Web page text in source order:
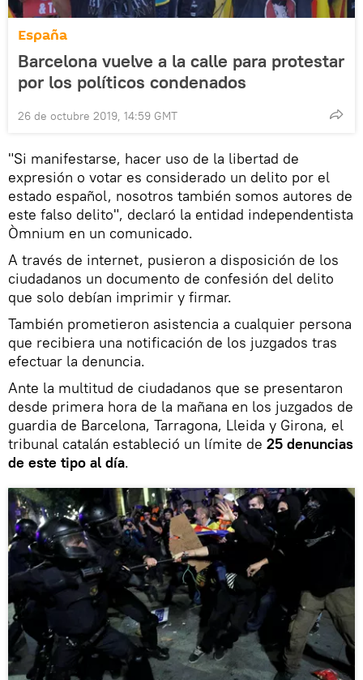
España
Barcelona vuelve a la calle para protestar
por los políticos condenados
26 de octubre 2019, 14:59 GMT
"Si manifestarse, hacer uso de la libertad de
expresión o votar es considerado un delito por el
estado español, nosotros también somos autores de
este falso delito", declaró la entidad independentista
Òmnium en un comunicado.
A través de internet, pusieron a disposición de los
ciudadanos un documento de confesión del delito
que solo debían imprimir y firmar.
También prometieron asistencia a cualquier persona
que recibiera una notificación de los juzgados tras
efectuar la denuncia.
Ante la multitud de ciudadanos que se presentaron
desde primera hora de la mañana en los juzgados de
guardia de Barcelona, Tarragona, Lleida y Girona, el
tribunal catalán estableció un límite de 25 denuncias
de este tipo al día.